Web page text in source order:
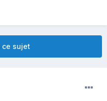
ce sujet